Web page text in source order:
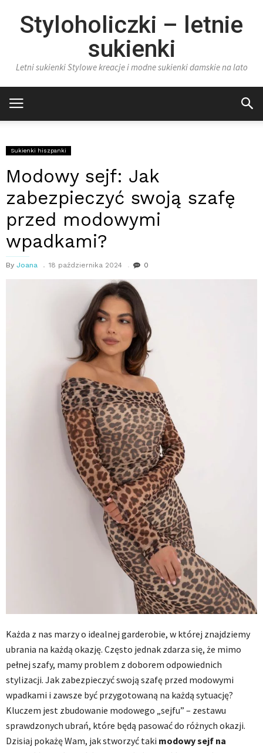
Styloholiczki – letnie
sukienki
Letni sukienki Stylowe kreacje i modne sukienki damskie na lato
Sukienki hiszpanki
Modowy sejf: Jak
zabezpieczyć swoją szafę
przed modowymi
wpadkami?
By Joana 18 października 2024 0
Każda z nas marzy o idealnej garderobie, w której znajdziemy
ubrania na każdą okazję. Często jednak zdarza się, że mimo
pełnej szafy, mamy problem z doborem odpowiednich
stylizacji. Jak zabezpieczyć swoją szafę przed modowymi
wpadkami i zawsze być przygotowaną na każdą sytuację?
Kluczem jest zbudowanie modowego „sejfu” – zestawu
sprawdzonych ubrań, które będą pasować do różnych okazji.
Dzisiaj pokażę Wam, jak stworzyć taki modowy sejf na